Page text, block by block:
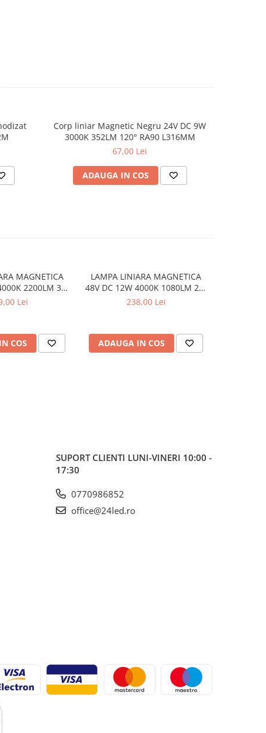
Corp liniar Magnetic Negru 24V DC 9W
3000K 352LM 120° RA90 L316MM
67,00 Lei
ADAUGA IN COS
MAGNETICA
2200LM 36°
L436MM
Lei
COS
LAMPA LINIARA MAGNETICA
48V DC 12W 4000K 1080LM 24°
OSRAM RA90 L220MM
238,00 Lei
ADAUGA IN COS
SUPORT CLIENTI LUNI-VINERI 10:00 -
17:30
0770986852
office@24led.ro